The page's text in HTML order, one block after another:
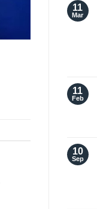
11
Mar
11
Feb
10
Sep